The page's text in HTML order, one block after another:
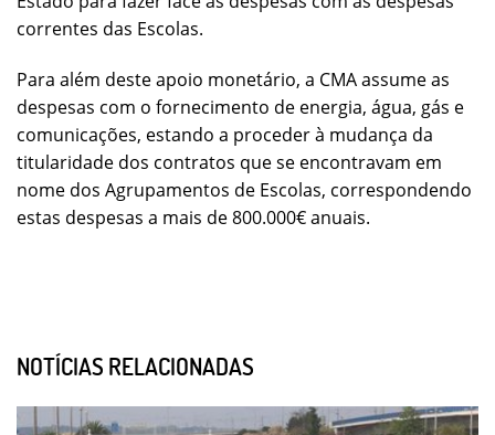
correntes das Escolas.
Para além deste apoio monetário, a CMA assume as
despesas com o fornecimento de energia, água, gás e
comunicações, estando a proceder à mudança da
titularidade dos contratos que se encontravam em
nome dos Agrupamentos de Escolas, correspondendo
estas despesas a mais de 800.000€ anuais.
NOTÍCIAS RELACIONADAS